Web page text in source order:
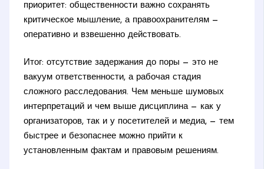
приоритет: общественности важно сохранять
критическое мышление, а правоохранителям —
оперативно и взвешенно действовать.
Итог: отсутствие задержания до поры — это не
вакуум ответственности, а рабочая стадия
сложного расследования. Чем меньше шумовых
интерпретаций и чем выше дисциплина — как у
организаторов, так и у посетителей и медиа, — тем
быстрее и безопаснее можно прийти к
установленным фактам и правовым решениям.